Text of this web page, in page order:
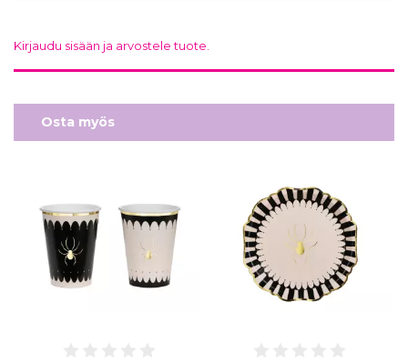
Kirjaudu sisään ja arvostele tuote.
Osta myös